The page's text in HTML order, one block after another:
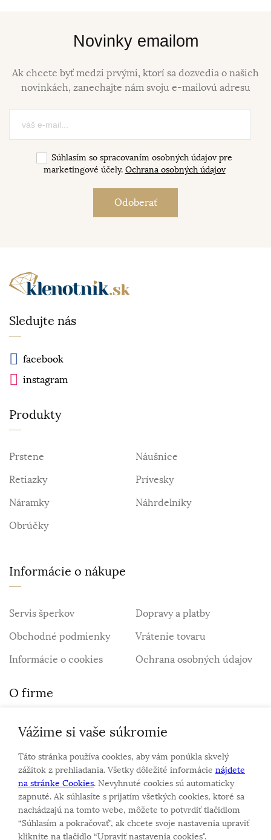
Novinky emailom
Ak chcete byť medzi prvými, ktorí sa dozvedia o našich
novinkách, zanechajte nám svoju e-mailovú adresu
Súhlasím so spracovaním osobných údajov pre
marketingové účely. Ochrana osobných údajov
Sledujte nás
facebook
instagram
Produkty
Prstene
Náušnice
Retiazky
Prívesky
Náramky
Náhrdelníky
Obrúčky
Informácie o nákupe
Servis šperkov
Dopravy a platby
Obchodné podmienky
Vrátenie tovaru
Informácie o cookies
Ochrana osobných údajov
O firme
Personalizovaný šperk
O nás
Kontakt
Sme rodinná firma a zameriavame sa na predaj hodiniek
a šperkov od roku 1994.
Pozrite sa na naše ďaľšie web stránky.
Vážime si vaše súkromie
Táto stránka používa cookies, aby vám ponúkla skvelý
zážitok z prehliadania. Všetky dôležité informácie nájdete
na stránke Cookies. Nevyhnuté cookies sú automaticky
zapnuté. Ak súhlasíte s prijatím všetkých cookies, ktoré sa
nachádzajú na tomto webe, môžete to potvrdiť tlačidlom
“Súhlasím a pokračovať", ak chcete svoje nastavenia upraviť
kliknite na tlačidlo “Upraviť nastavenia cookies".